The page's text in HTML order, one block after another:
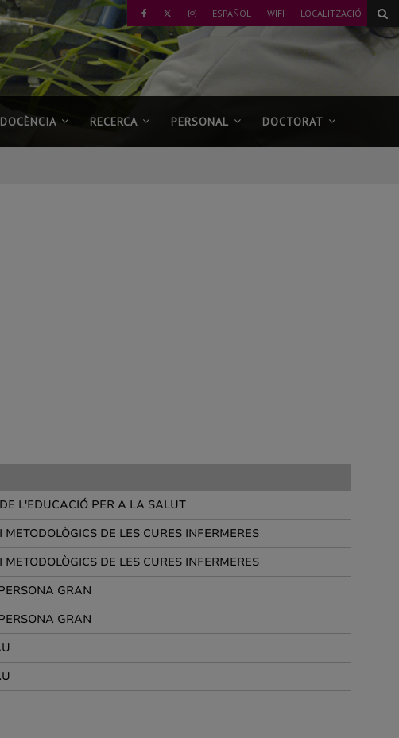
FAEBOOKTWITTERINSTAGRAM
ESPAÑOL WIFI LOCALITZACIÓ
DOCÈNCIA RECERCA PERSONAL DOCTORAT